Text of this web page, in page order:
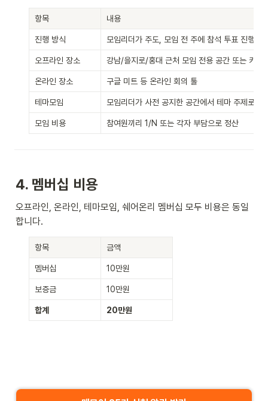
항목 내용
진행 방식 모임리더가 주도, 모임 전 주에 참석 투표 진행
오프라인 장소 강남/을지로/홍대 근처 모임 전용 공간 또는 카페
온라인 장소 구글 미트 등 온라인 회의 툴
테마모임 모임리더가 사전 공지한 공간에서 테마 주제로 진
모임 비용 참여원끼리 1/N 또는 각자 부담으로 정산
4. 멤버십 비용
오프라인, 온라인, 테마모임, 쉐어온리 멤버십 모두 비용은 동일
합니다.
항목 금액
멤버십 10만원
보증금 10만원
합계 20만원